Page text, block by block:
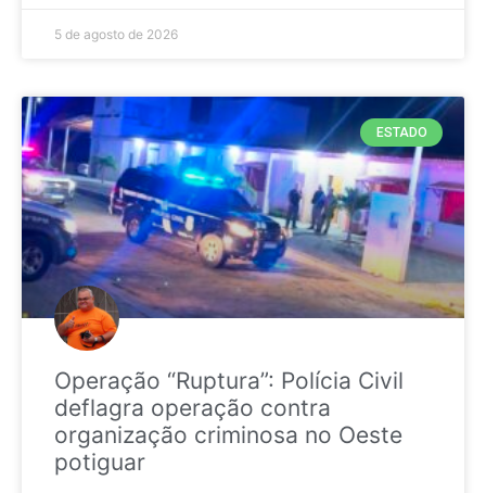
5 de agosto de 2026
ESTADO
Operação “Ruptura”: Polícia Civil
deflagra operação contra
organização criminosa no Oeste
potiguar